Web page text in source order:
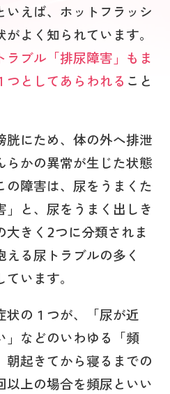
いえば、ホットフラッシ
よく知られています。
ラブル「排尿障害」もま
としてあらわれる こと
胱にため、体の外へ排泄
らかの異常が生じた状態
の障害は、尿をうまくた
」と、尿をうまく出しき
大きく2つに分類されま
る尿トラブルの多く
います。
状の１つが、「尿が近
」などのいわゆる「頻
朝起きてから寝るまでの
以上の場合を頻尿といい